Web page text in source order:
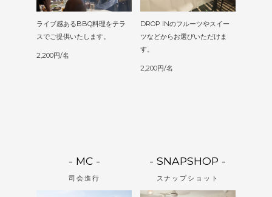
ライブ感あるBBQ料理をテラ
スでご提供いたします。
2,200円/名
DROP INのフルーツやスイー
ツなどからお選びいただけま
す。
2,200円/名
- MC -
司会進行
- SNAPSHOP -
スナップショット